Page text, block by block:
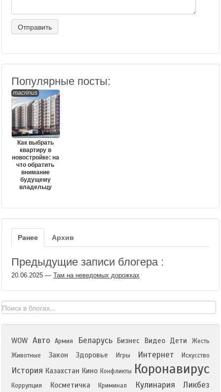
Популярные посты:
macrinus
Как выбрать
квартиру в
новостройке: на
что обратить
внимание
будущему
владельцу
Ранее Архив
Предыдущие записи блогера :
20.06.2025 — Там на неведомых дорожках
WOW Авто Армия Беларусь Бизнес Видео Дети
Жесть
Животные
Закон Здоровье Игры Интернет Искусство
История Казахстан Кино Конфликты Коронавирус
Коррупция Косметичка Криминал Кулинария Ликбез